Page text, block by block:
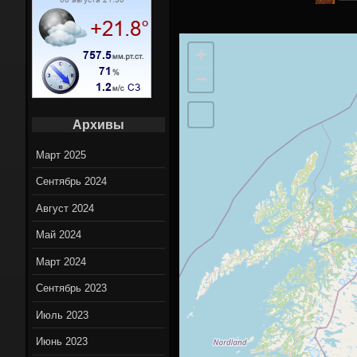
+
−
Архивы
Март 2025
Сентябрь 2024
Август 2024
Май 2024
Март 2024
Сентябрь 2023
Июль 2023
Июнь 2023